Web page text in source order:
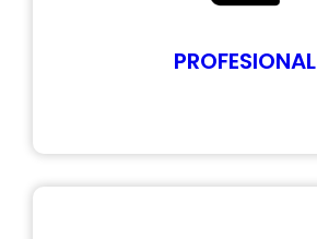
PROFESIONAL